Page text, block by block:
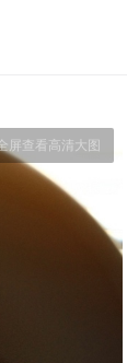
屏查看高清大图